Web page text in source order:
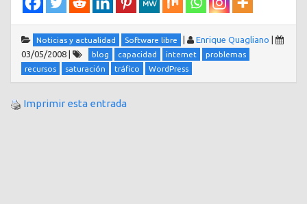
Noticias y actualidad Software libre | Enrique Quagliano |
03/05/2008 | blog capacidad internet
problemas
recursos
saturación tráfico WordPress
Imprimir esta entrada